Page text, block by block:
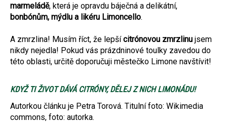
marmeládě, která je opravdu báječná a delikátní,
bonbónům, mýdlu a likéru Limoncello.
A zmrzlina! Musím říct, že lepšícitrónovou zmrzlinu jsem
nikdy nejedla! Pokud vás prázdninové toulky zavedou do
této oblasti, určitě doporučuji městečko Limone navštívit!
KDYŽ TI ŽIVOT DÁVÁ CITRÓNY, DĚLEJ Z NICH LIMONÁDU!
Autorkou článku je Petra Torová. Titulní foto: Wikimedia
commons, foto: autorka.